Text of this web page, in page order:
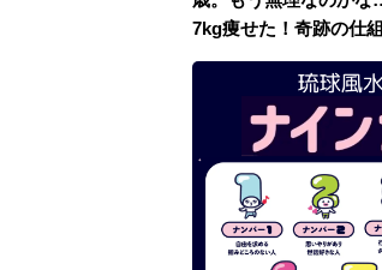
7kg痩せた！奇跡の仕